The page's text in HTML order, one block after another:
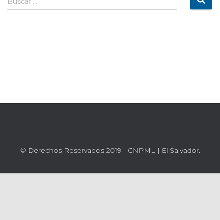
© Derechos Reservados 2019 - CNPML | El Salvador.